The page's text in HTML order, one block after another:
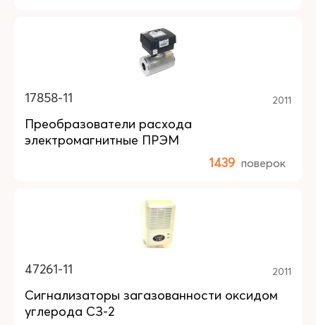
17858-11 2011
Преобразователи расхода
электромагнитные ПРЭМ
1439 поверок
47261-11 2011
Сигнализаторы загазованности оксидом
углерода СЗ-2